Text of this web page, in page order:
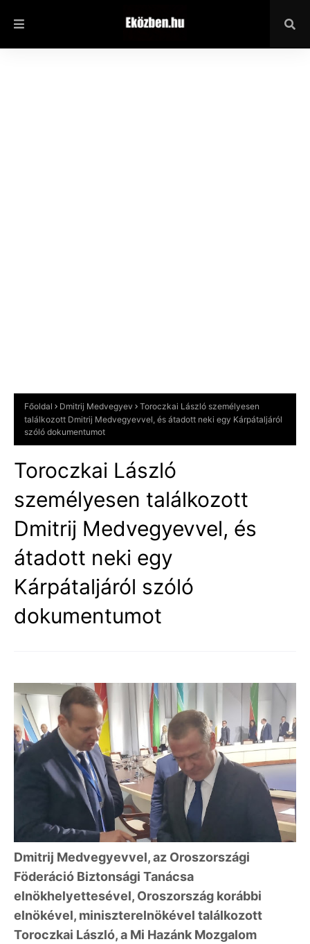
Főoldal Dmitrij Medvegyev
Toroczkai László személyesen
találkozott Dmitrij Medvegyevvel, és átadott neki egy Kárpátaljáról
szóló dokumentumot
Toroczkai László
személyesen találkozott
Dmitrij Medvegyevvel, és
átadott neki egy
Kárpátaljáról szóló
dokumentumot
Dmitrij Medvegyevvel, az Oroszországi
Föderáció Biztonsági Tanácsa
elnökhelyettesével, Oroszország korábbi
elnökével, miniszterelnökével találkozott
Toroczkai László, a Mi Hazánk Mozgalom